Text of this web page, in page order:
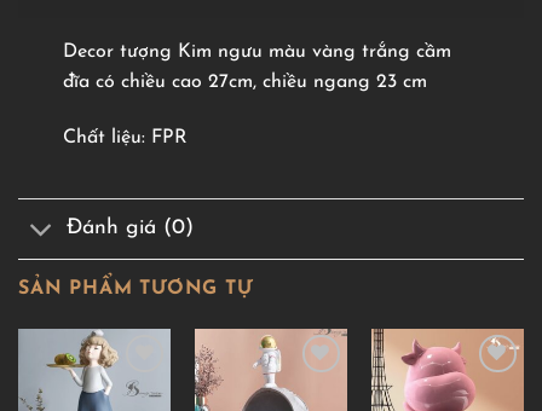
Decor tượng Kim ngưu màu vàng trắng cầm
đĩa có chiều cao 27cm, chiều ngang 23 cm
Chất liệu: FPR
Đánh giá (0)
SẢN PHẨM TƯƠNG TỰ